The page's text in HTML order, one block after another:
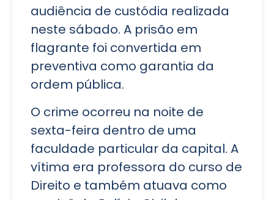
audiência de custódia realizada
neste sábado. A prisão em
flagrante foi convertida em
preventiva como garantia da
ordem pública.
O crime ocorreu na noite de
sexta-feira dentro de uma
faculdade particular da capital. A
vítima era professora do curso de
Direito e também atuava como